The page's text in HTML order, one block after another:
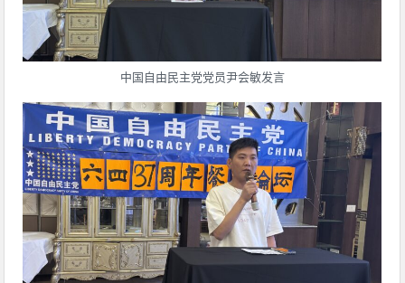
中国自由民主党党员尹会敏发言